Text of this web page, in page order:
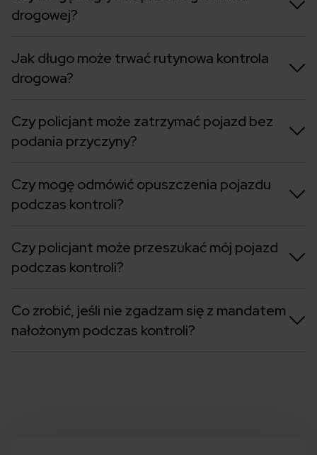
drogowej?
Jak długo może trwać rutynowa kontrola
drogowa?
Czy policjant może zatrzymać pojazd bez
podania przyczyny?
Czy mogę odmówić opuszczenia pojazdu
podczas kontroli?
Czy policjant może przeszukać mój pojazd
podczas kontroli?
Co zrobić, jeśli nie zgadzam się z mandatem
nałożonym podczas kontroli?